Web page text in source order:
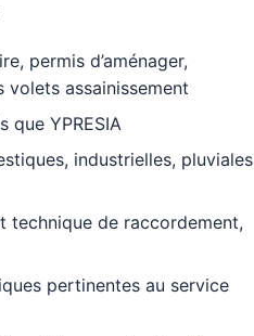
permis d’aménager,
volets assainissement
que YPRESIA
industrielles, pluviales
technique de raccordement,
pertinentes au service